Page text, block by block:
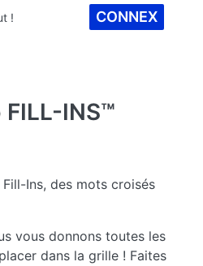
! CONNEX
FILL-INS™
Ins, des mots croisés
vous donnons toutes les
dans la grille ! Faites